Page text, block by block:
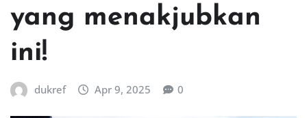
yang menakjubkan
ini!
dukref Apr 9, 2025 0